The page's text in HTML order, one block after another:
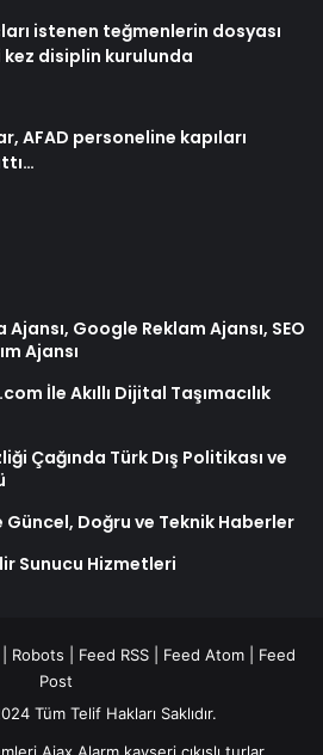
istenen teğmenlerin dosyası
kez disiplin kurulunda
AFAD personeline kapıları
Google Reklam Ajansı, SEO
Ajansı
İle Akıllı Dijital Taşımacılık
Çağında Türk Dış Politikası ve
Doğru ve Teknik Haberler
Sunucu Hizmetleri
Robots Feed RSS Feed Atom
Feed
Post
Tüm Telif Hakları Saklıdır.